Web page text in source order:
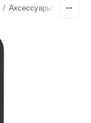
/ Аксессуары Чехлы